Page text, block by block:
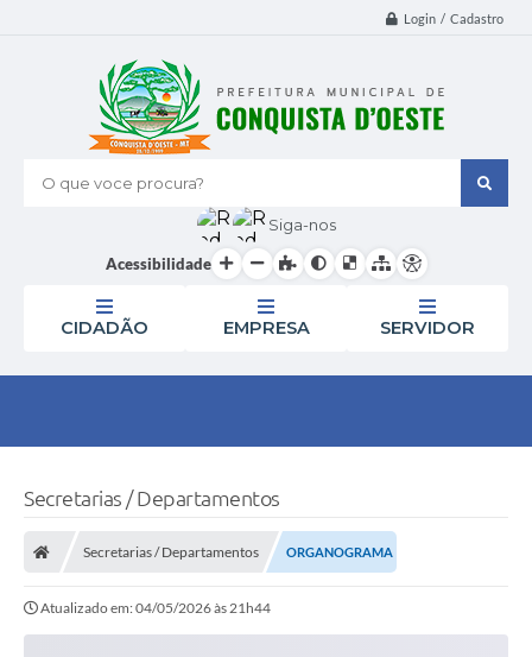
Login / Cadastro
O que voce procura?
Siga-nos
Acessibilidade
CIDADÃO EMPRESA SERVIDOR
Secretarias / Departamentos
Secretarias / Departamentos ORGANOGRAMA
Atualizado em: 04/05/2026 às 21h44